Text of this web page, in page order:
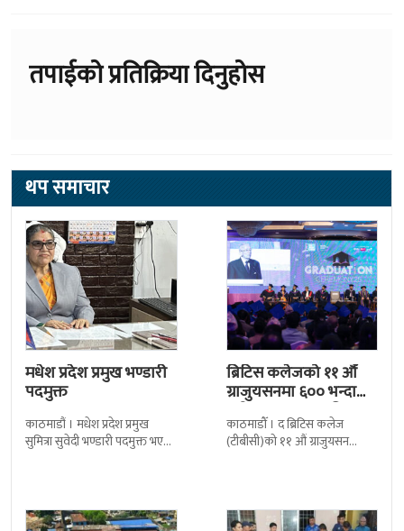
तपाईको प्रतिक्रिया दिनुहोस
थप समाचार
मधेश प्रदेश प्रमुख भण्डारी
पदमुक्त
काठमाडौं । मधेश प्रदेश प्रमुख
सुमित्रा सुवेदी भण्डारी पदमुक्त भएकी
ब्रिटिस कलेजको ११ औँ
ग्राजुयसनमा ६०० भन्दा
बढी ग्राजुयट सम्मानित
काठमाडौँ । द ब्रिटिस कलेज
(टीबीसी)को ११ औं ग्राजुयसन